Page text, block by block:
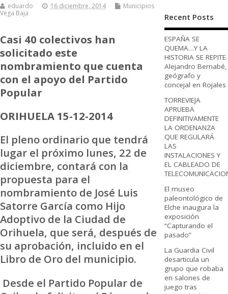
eduardo 16 diciembre, 2014
Municipios
Vega Baja
Casi 40 colectivos han
solicitado este
nombramiento que cuenta
con el apoyo del Partido
Popular
ORIHUELA 15-12-2014
El pleno ordinario que tendrá
lugar el próximo lunes, 22 de
diciembre, contará con la
propuesta para el
nombramiento de José Luis
Satorre García como Hijo
Adoptivo de la Ciudad de
Orihuela, que será, después de
su aprobación, incluido en el
Libro de Oro del municipio.
Desde el Partido Popular de
Recent Posts
ESPAÑA SE
QUEMA…Y LA
HISTORIA SE REPITE.
Alejandro Bernabé,
geógrafo y
concejal en Rojales
TORREVIEJA
APRUEBA
DEFINITIVAMENTE
LA ORDENANZA
QUE REGULARÁ
LAS
INSTALACIONES Y
EL CABLEADO DE
El museo
paleontológico de
Elche inaugura la
exposición
“Capturando el
pasado”
La Guardia Civil
desarticula un
grupo que robaba
en salones de
juego tras